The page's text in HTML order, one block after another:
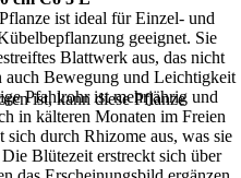
ist, kann diese Pflanze
ist ideal für Einzel- und
geeignet. Sie
Blattwerk aus, das nicht
auch Bewegung und Leichtigkeit
Pfahlrohr ist mehrjährig und
in kälteren Monaten im Freien
durch Rhizome aus, was sie
Blütezeit erstreckt sich über